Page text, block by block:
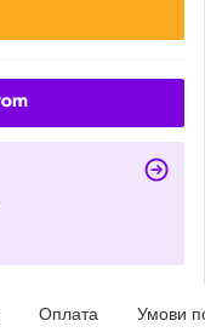
Оплата Умови